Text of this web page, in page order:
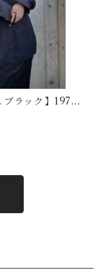
ブラック】1970s
テージドレス